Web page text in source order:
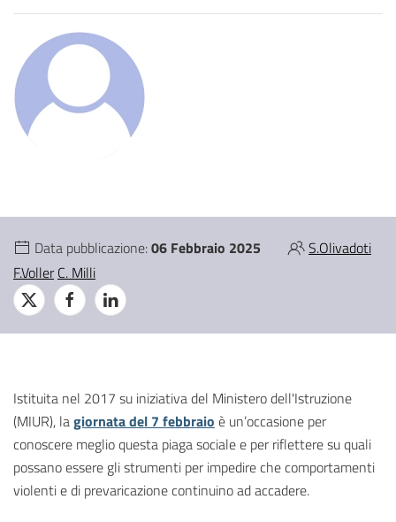
Data pubblicazione:06 Febbraio 2025
S.Olivadoti
F.Voller C. Milli
Istituita nel 2017 su iniziativa del Ministero dell'Istruzione
(MIUR), lagiornata del 7 febbraio è un’occasione per
conoscere meglio questa piaga sociale e per riflettere su quali
possano essere gli strumenti per impedire che comportamenti
violenti e di prevaricazione continuino ad accadere.